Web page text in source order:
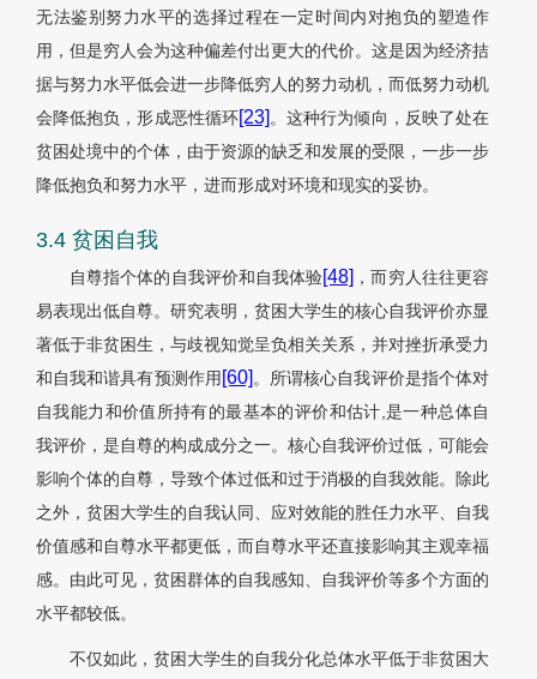
无法鉴别努力水平的选择过程在一定时间内对抱负的塑造作
用，但是穷人会为这种偏差付出更大的代价。这是因为经济拮
据与努力水平低会进一步降低穷人的努力动机，而低努力动机
会降低抱负，形成恶性循环[23]。这种行为倾向，反映了处在
贫困处境中的个体，由于资源的缺乏和发展的受限，一步一步
降低抱负和努力水平，进而形成对环境和现实的妥协。
3.4 贫困自我
自尊指个体的自我评价和自我体验[48] ，而穷人往往更容
易表现出低自尊。研究表明，贫困大学生的核心自我评价亦显
著低于非贫困生，与歧视知觉呈负相关关系，并对挫折承受力
和自我和谐具有预测作用 [60]。所谓核心自我评价是指个体对
自我能力和价值所持有的最基本的评价和估计,是一种总体自
我评价，是自尊的构成成分之一。核心自我评价过低，可能会
影响个体的自尊，导致个体过低和过于消极的自我效能。除此
之外，贫困大学生的自我认同、应对效能的胜任力水平、自我
价值感和自尊水平都更低，而自尊水平还直接影响其主观幸福
感。由此可见，贫困群体的自我感知、自我评价等多个方面的
水平都较低。
不仅如此，贫困大学生的自我分化总体水平低于非贫困大